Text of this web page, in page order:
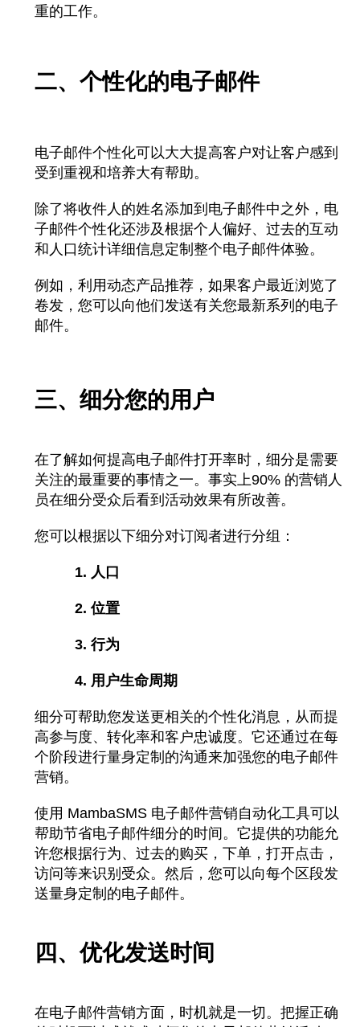
重的工作。
二、个性化的电子邮件
电子邮件个性化可以大大提高客户对让客户感到
受到重视和培养大有帮助。
除了将收件人的姓名添加到电子邮件中之外，电
子邮件个性化还涉及根据个人偏好、过去的互动
和人口统计详细信息定制整个电子邮件体验。
例如，利用动态产品推荐，如果客户最近浏览了
卷发，您可以向他们发送有关您最新系列的电子
邮件。
三、细分您的用户
在了解如何提高电子邮件打开率时，细分是需要
关注的最重要的事情之一。事实上90% 的营销人
员在细分受众后看到活动效果有所改善。
您可以根据以下细分对订阅者进行分组：
1. 人口
2. 位置
3. 行为
4. 用户生命周期
细分可帮助您发送更相关的个性化消息，从而提
高参与度、转化率和客户忠诚度。它还通过在每
个阶段进行量身定制的沟通来加强您的电子邮件
营销。
使用 MambaSMS 电子邮件营销自动化工具可以
帮助节省电子邮件细分的时间。它提供的功能允
许您根据行为、过去的购买，下单，打开点击，
访问等来识别受众。然后，您可以向每个区段发
送量身定制的电子邮件。
四、优化发送时间
在电子邮件营销方面，时机就是一切。把握正确